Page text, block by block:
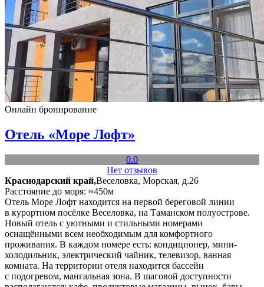
Онлайн бронирование
Отель «Море Лофт»
0.0
Нет отзывов
Краснодарский край,Веселовка, Морская, д.26
Расстояние до моря: ≈450м
Отель Море Лофт находится на первой береговой линии
в курортном посёлке Веселовка, на Таманском полуострове.
Новый отель с уютными и стильными номерами
оснащёнными всем необходимым для комфортного
проживания. В каждом номере есть: кондиционер, мини-
холодильник, электрический чайник, телевизор, ванная
комната. На территории отеля находится бассейн
с подогревом, мангальная зона. В шаговой доступности